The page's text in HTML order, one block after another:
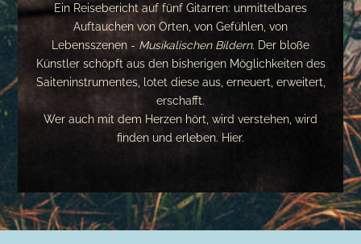
Musikalische Bilder
Ein Reisebericht auf fünf Gitarren: unmittelbares
Auftauchen von Orten, von Gefühlen, von
Lebensszenen - Musikalischen Bildern. Der bloße
Künstler schöpft aus den bisherigen Möglichkeiten des
Saiteninstrumentes, lotet diese aus, erneuert, erweitert,
erschafft.
Wer auch mit dem Herzen hört, wird verstehen, wird
finden und erleben. Hier.